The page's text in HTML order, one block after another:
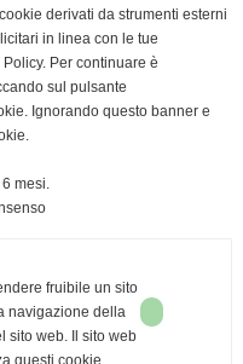
57122 - Livorno
e seguici ovunque
derivati da strumenti esterni
in linea con le tue
Per continuare è
sul pulsante
Ignorando questo banner e
6 mesi.
fruibile un sito
navigazione della
sito web. Il sito web
questi cookie.